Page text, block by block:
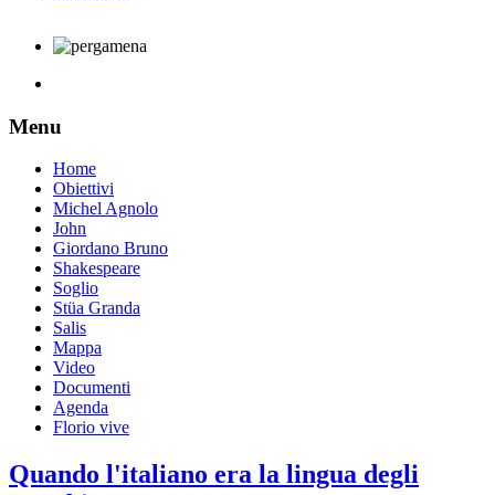
Menu
Home
Obiettivi
Michel Agnolo
John
Giordano Bruno
Shakespeare
Soglio
Stüa Granda
Salis
Mappa
Video
Documenti
Agenda
Florio vive
Quando l'italiano era la lingua degli